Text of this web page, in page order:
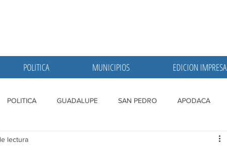
POLITICA MUNICIPIOS EDICION IMPRESA
POLITICA GUADALUPE SAN PEDRO APODACA
lectura